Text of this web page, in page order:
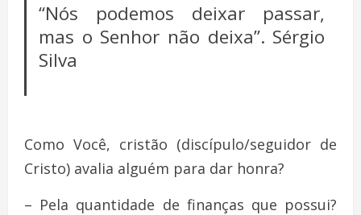
“Nós podemos deixar passar,
mas o Senhor não deixa”. Sérgio
Silva
Como Você, cristão (discípulo/seguidor de
Cristo) avalia alguém para dar honra?
– Pela quantidade de finanças que possui?